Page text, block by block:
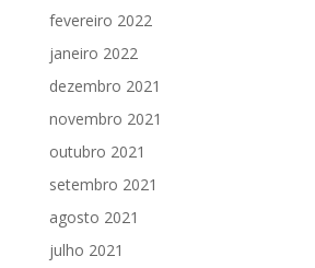
fevereiro 2022
janeiro 2022
dezembro 2021
novembro 2021
outubro 2021
setembro 2021
agosto 2021
julho 2021